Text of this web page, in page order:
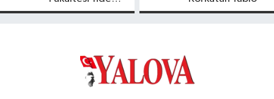
Yeni Dönem